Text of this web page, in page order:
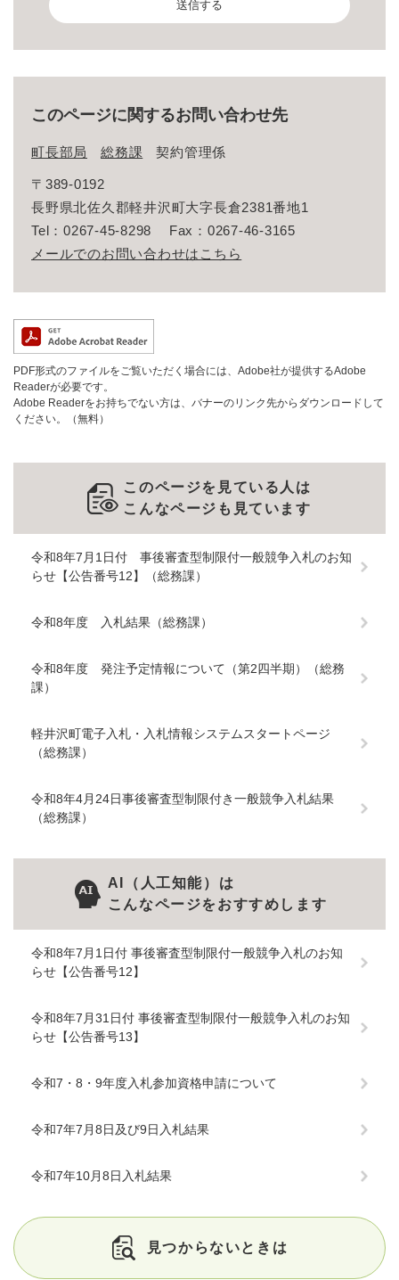
このページに関するお問い合わせ先
町長部局 総務課 契約管理係
〒389-0192
長野県北佐久郡軽井沢町大字長倉2381番地1
Tel：0267-45-8298
Fax：0267-46-3165
メールでのお問い合わせはこちら
PDF形式のファイルをご覧いただく場合には、Adobe社が提供するAdobe
Readerが必要です。
Adobe Readerをお持ちでない方は、バナーのリンク先からダウンロードして
ください。（無料）
このページを見ている人は
こんなページも見ています
令和8年7月1日付 事後審査型制限付一般競争入札のお知
らせ【公告番号12】（総務課）
令和8年度 入札結果（総務課）
令和8年度 発注予定情報について（第2四半期）（総務
課）
軽井沢町電子入札・入札情報システムスタートページ
（総務課）
令和8年4月24日事後審査型制限付き一般競争入札結果
（総務課）
AI（人工知能）は
こんなページをおすすめします
令和8年7月1日付 事後審査型制限付一般競争入札のお知
らせ【公告番号12】
令和8年7月31日付 事後審査型制限付一般競争入札のお知
らせ【公告番号13】
令和7・8・9年度入札参加資格申請について
令和7年7月8日及び9日入札結果
令和7年10月8日入札結果
見つからないときは